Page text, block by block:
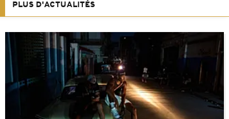
PLUS D'ACTUALITÉS